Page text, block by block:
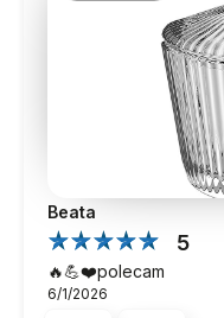
Beata
5
🔥💪❤️polecam
6/1/2026